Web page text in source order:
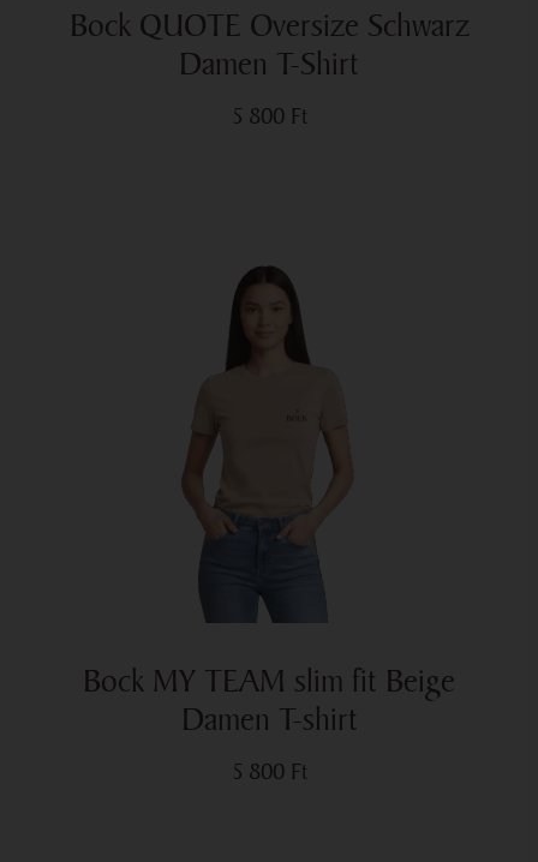
Bock QUOTE Oversize Schwarz
Damen T-Shirt
5 800Ft
Bock MY TEAM slim fit Beige
Damen T-shirt
5 800Ft